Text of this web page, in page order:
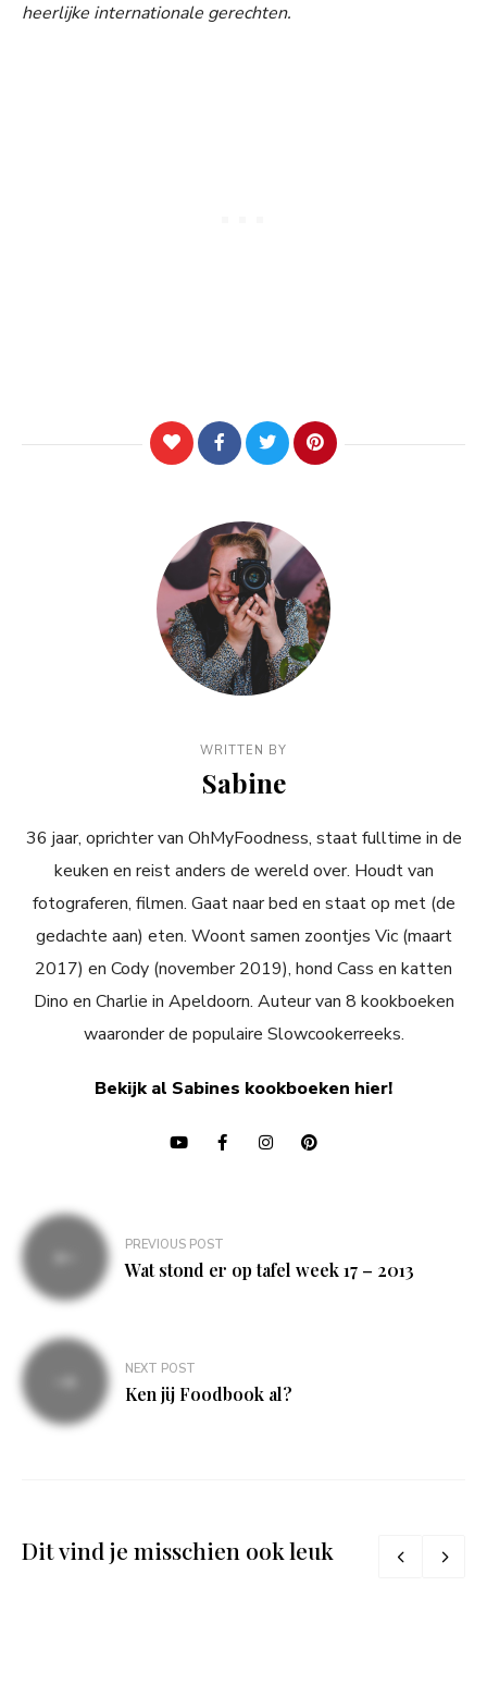
heerlijke internationale gerechten.
WRITTEN BY
Sabine
36 jaar, oprichter van OhMyFoodness, staat fulltime in de
keuken en reist anders de wereld over. Houdt van
fotograferen, filmen. Gaat naar bed en staat op met (de
gedachte aan) eten. Woont samen zoontjes Vic (maart
2017) en Cody (november 2019), hond Cass en katten
Dino en Charlie in Apeldoorn. Auteur van 8 kookboeken
waaronder de populaire Slowcookerreeks.
Bekijk al Sabines kookboeken hier!
Bericht
navigatie
PREVIOUS POST
Wat stond er op tafel week 17 – 2013
NEXT POST
Ken jij Foodbook al?
Dit vind je misschien ook leuk